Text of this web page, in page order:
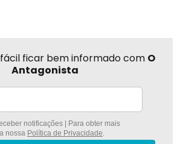
ficar bem informado com O
Antagonista
notificações | Para obter mais
nossa Política de Privacidade